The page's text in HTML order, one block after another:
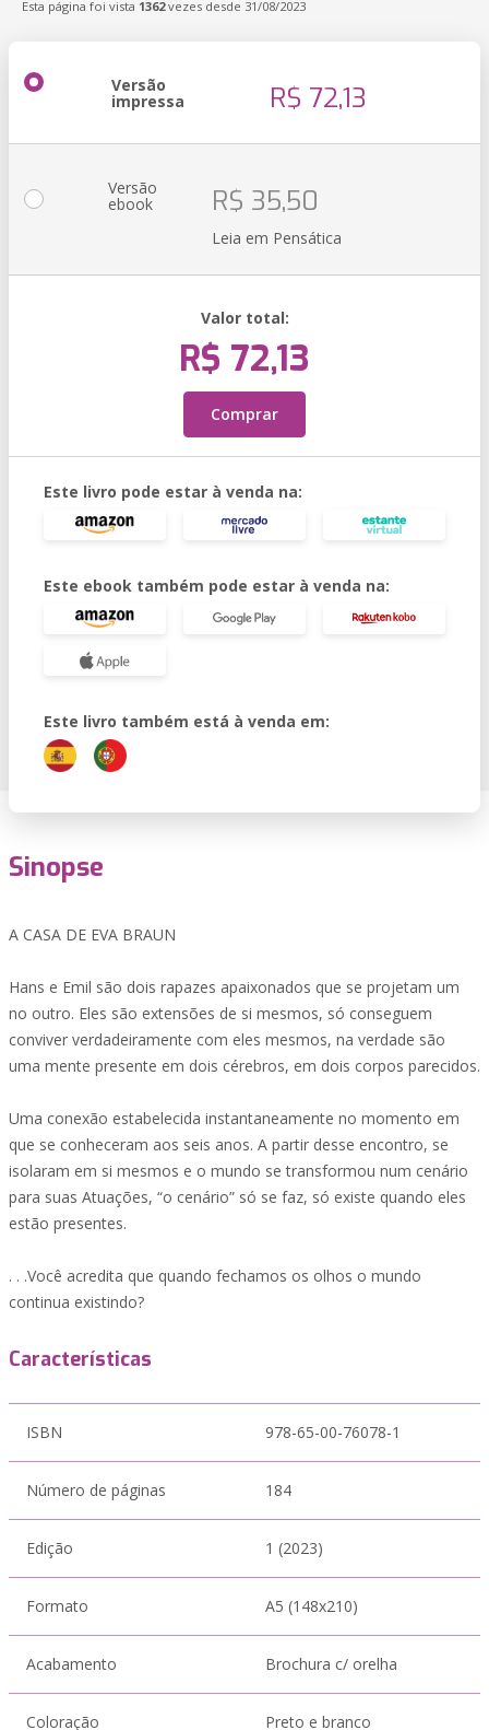
Esta página foi vista 1362vezes desde 31/08/2023
Versão
impressa R$ 72,13
Versão
ebook R$ 35,50
Leia em Pensática
Valor total:
R$ 72,13
Comprar
Este livro pode estar à venda na:
Este ebook também pode estar à venda na:
Este livro também está à venda em:
Sinopse
A CASA DE EVA BRAUN
Hans e Emil são dois rapazes apaixonados que se projetam um
no outro. Eles são extensões de si mesmos, só conseguem
conviver verdadeiramente com eles mesmos, na verdade são
uma mente presente em dois cérebros, em dois corpos parecidos.
Uma conexão estabelecida instantaneamente no momento em
que se conheceram aos seis anos. A partir desse encontro, se
isolaram em si mesmos e o mundo se transformou num cenário
para suas Atuações, “o cenário” só se faz, só existe quando eles
estão presentes.
. . .Você acredita que quando fechamos os olhos o mundo
continua existindo?
Características
ISBN 978-65-00-76078-1
Número de páginas 184
Edição 1 (2023)
Formato A5 (148x210)
Acabamento Brochura c/ orelha
Coloração Preto e branco